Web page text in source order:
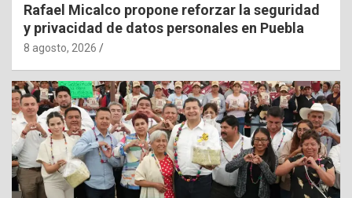
Rafael Micalco propone reforzar la seguridad
y privacidad de datos personales en Puebla
8 agosto, 2026